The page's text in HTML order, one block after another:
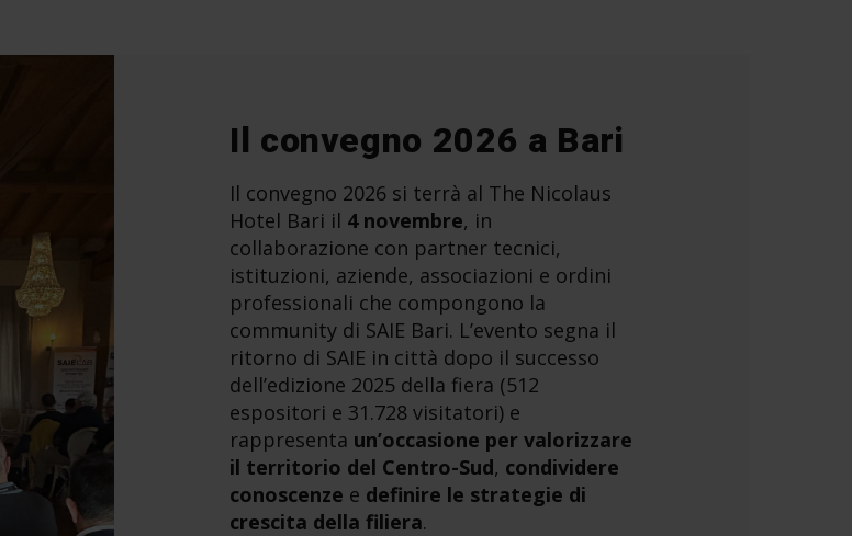
Il convegno 2026 a Bari
Il convegno 2026 si terrà al The Nicolaus
Hotel Bari il 4 novembre, in
collaborazione con partner tecnici,
istituzioni, aziende, associazioni e ordini
professionali che compongono la
community di SAIE Bari. L’evento segna il
ritorno di SAIE in città dopo il successo
dell’edizione 2025 della fiera (512
espositori e 31.728 visitatori) e
rappresenta un’occasione per valorizzare
il territorio del Centro-Sud, condividere
conoscenze e definire le strategie di
crescita della filiera.